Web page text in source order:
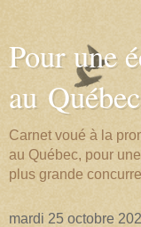
Pour une
au Québec
Carnet voué à la
au Québec, pour
plus grande
mardi 25 octobre